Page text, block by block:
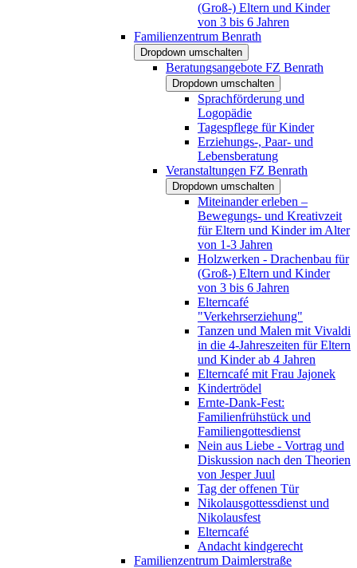
(Groß-) Eltern und Kinder
von 3 bis 6 Jahren
Familienzentrum Benrath
Dropdown umschalten
Beratungsangebote FZ Benrath
Dropdown umschalten
Sprachförderung und
Logopädie
Tagespflege für Kinder
Erziehungs-, Paar- und
Lebensberatung
Veranstaltungen FZ Benrath
Dropdown umschalten
Miteinander erleben –
Bewegungs- und Kreativzeit
für Eltern und Kinder im Alter
von 1-3 Jahren
Holzwerken - Drachenbau für
(Groß-) Eltern und Kinder
von 3 bis 6 Jahren
Elterncafé
"Verkehrserziehung"
Tanzen und Malen mit Vivaldi
in die 4-Jahreszeiten für Eltern
und Kinder ab 4 Jahren
Elterncafé mit Frau Jajonek
Kindertrödel
Ernte-Dank-Fest:
Familienfrühstück und
Familiengottesdienst
Nein aus Liebe - Vortrag und
Diskussion nach den Theorien
von Jesper Juul
Tag der offenen Tür
Nikolausgottessdienst und
Nikolausfest
Elterncafé
Andacht kindgerecht
Familienzentrum Daimlerstraße